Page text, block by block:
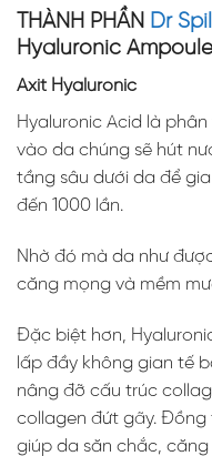
THÀNH PHẦN Dr
Hyaluronic Ampoule
Axit Hyaluronic
Hyaluronic Acid là
vào da chúng sẽ hút
tầng sâu dưới da để
đến 1000 lần.
Nhờ đó mà da như
căng mọng và mềm
Đặc biệt hơn,
lấp đầy không gian tế
nâng đỡ cấu trúc
collagen đứt gãy. Đồng
giúp da săn chắc,